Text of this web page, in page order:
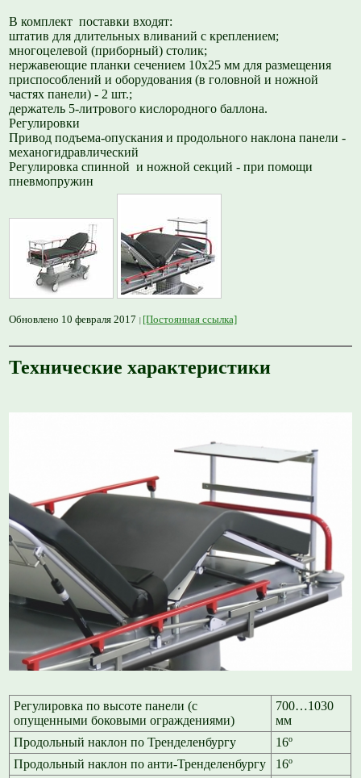
В комплект поставки входят:
штатив для длительных вливаний с креплением;
многоцелевой (приборный) столик;
нержавеющие планки сечением 10х25 мм для размещения
приспособлений и оборудования (в головной и ножной
частях панели) - 2 шт.;
держатель 5-литрового кислородного баллона.
Регулировки
Привод подъема-опускания и продольного наклона панели -
механогидравлический
Регулировка спинной и ножной секций - при помощи
пневмопружин
Обновлено 10 февраля 2017 [Постоянная ссылка]
Технические характеристики
Регулировка по высоте панели (с
опущенными боковыми ограждениями)
700…1030
мм
Продольный наклон по Тренделенбургу
16º
Продольный наклон по анти-Тренделенбургу
16º